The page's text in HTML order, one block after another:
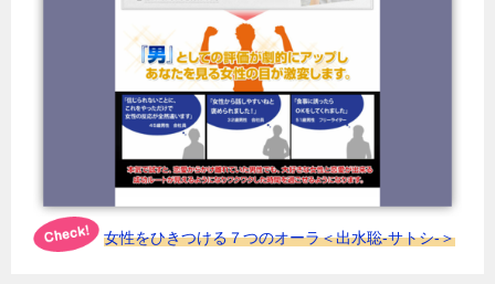
女性をひきつける７つのオーラ＜出水聡-サトシ-＞